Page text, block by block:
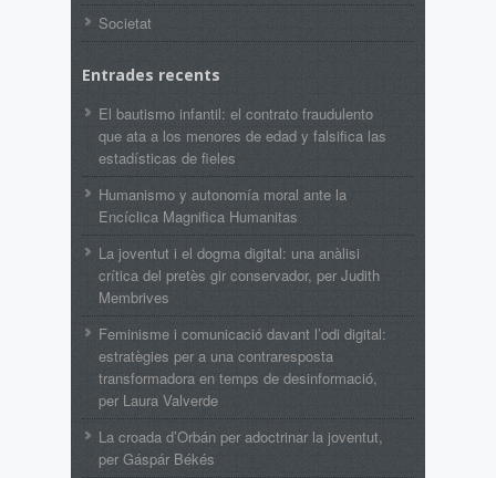
Societat
Entrades recents
El bautismo infantil: el contrato fraudulento
que ata a los menores de edad y falsifica las
estadísticas de fieles
Humanismo y autonomía moral ante la
Encíclica Magnifica Humanitas
La joventut i el dogma digital: una anàlisi
crítica del pretès gir conservador, per Judith
Membrives
Feminisme i comunicació davant l’odi digital:
estratègies per a una contraresposta
transformadora en temps de desinformació,
per Laura Valverde
La croada d’Orbán per adoctrinar la joventut,
per Gáspár Békés